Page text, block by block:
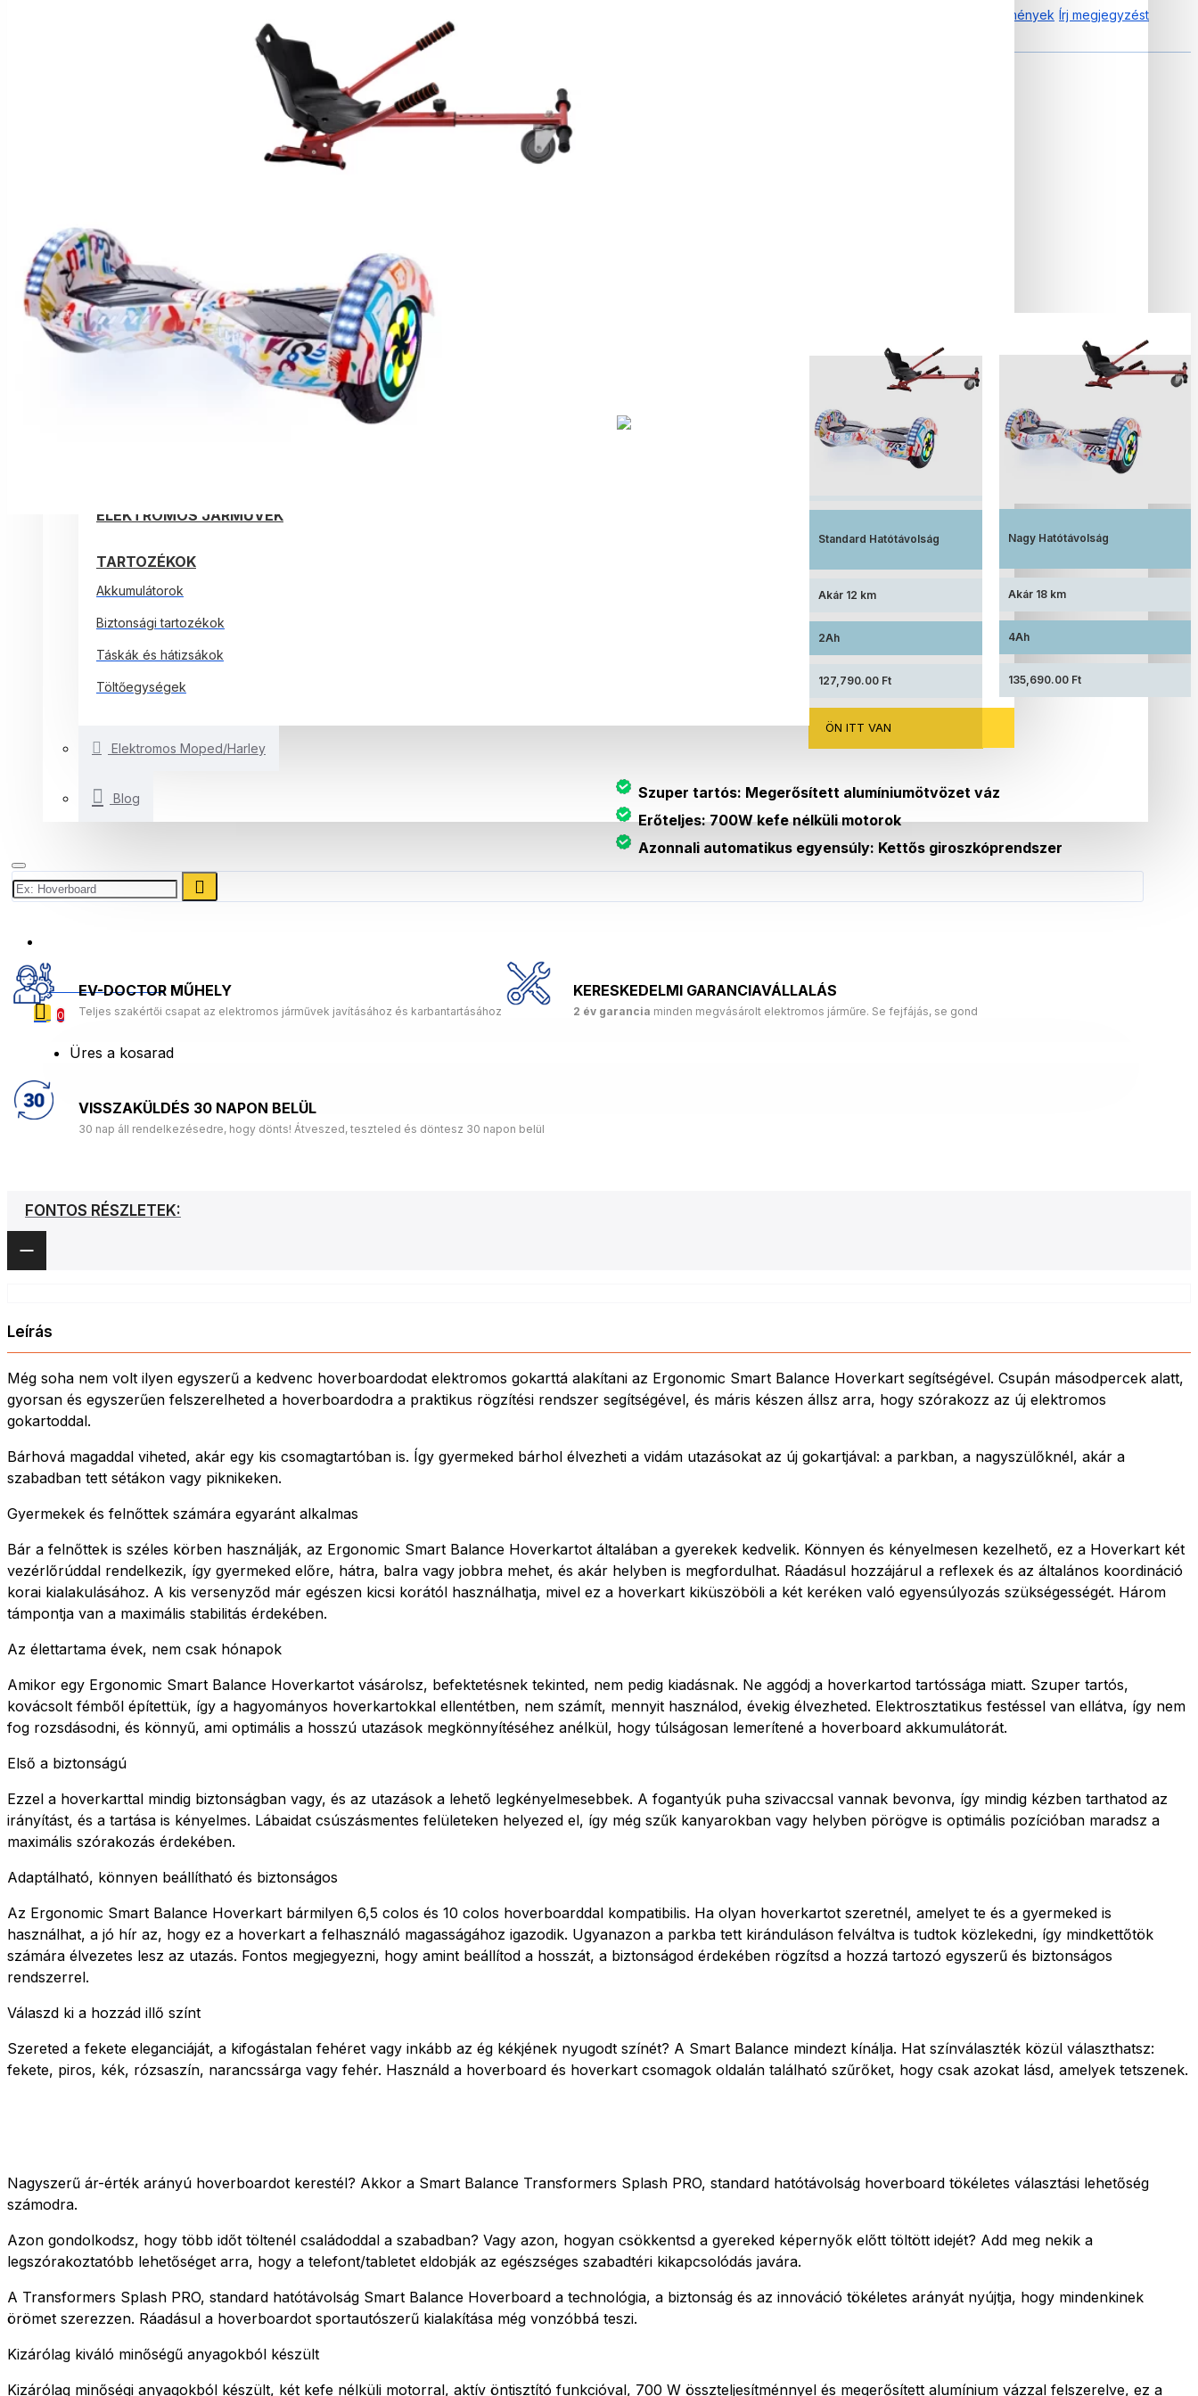
ELEKTROMOS JÁRMŰVEK
ELEKTROMOS ROBOGÓK
Moped/Elektromos Harley
Horwin Robogók
Gowow Motorkerékpárok
Sur-Ron Motorkerékpárok
ELEKTROMOS JÁRMŰVEK
TARTOZÉKOK
Akkumulátorok
Biztonsági tartozékok
Táskák és hátizsákok
Töltőegységek
Elektromos Moped/Harley
Blog
0 Termék(ek) - 0 Ft
0
Üres a kosarad
0.00 tól től 0 Vélemények Írj megjegyzést
Elérhető ár, standard akkumulátorral
Standard Hatótávolság
Akár 12 km
2Ah
127,790.00 Ft
ÖN ITT VAN
Megnövelt üzemidő, nagy kapacitású
akkumulátorral felszerelve
Nagy Hatótávolság
Akár 18 km
4Ah
135,690.00 Ft
Szuper tartós: Megerősített alumíniumötvözet váz
Erőteljes: 700W kefe nélküli motorok
Azonnali automatikus egyensúly: Kettős giroszkóprendszer
EV-DOCTOR MŰHELY
Teljes szakértői csapat az elektromos járművek javításához és karbantartásához
KERESKEDELMI GARANCIAVÁLLALÁS
2 év garancia minden megvásárolt elektromos járműre. Se fejfájás, se gond
VISSZAKÜLDÉS 30 NAPON BELÜL
30 nap áll rendelkezésedre, hogy dönts! Átveszed, teszteled és döntesz 30 napon belül
FONTOS RÉSZLETEK:
Leírás
Még soha nem volt ilyen egyszerű a kedvenc hoverboardodat elektromos gokarttá alakítani az Ergonomic Smart Balance Hoverkart segítségével. Csupán másodpercek alatt,
gyorsan és egyszerűen felszerelheted a hoverboardodra a praktikus rögzítési rendszer segítségével, és máris készen állsz arra, hogy szórakozz az új elektromos
gokartoddal.
Bárhová magaddal viheted, akár egy kis csomagtartóban is. Így gyermeked bárhol élvezheti a vidám utazásokat az új gokartjával: a parkban, a nagyszülőknél, akár a
szabadban tett sétákon vagy piknikeken.
Gyermekek és felnőttek számára egyaránt alkalmas
Bár a felnőttek is széles körben használják, az Ergonomic Smart Balance Hoverkartot általában a gyerekek kedvelik. Könnyen és kényelmesen kezelhető, ez a Hoverkart két
vezérlőrúddal rendelkezik, így gyermeked előre, hátra, balra vagy jobbra mehet, és akár helyben is megfordulhat. Ráadásul hozzájárul a reflexek és az általános koordináció
korai kialakulásához. A kis versenyződ már egészen kicsi korától használhatja, mivel ez a hoverkart kiküszöböli a két keréken való egyensúlyozás szükségességét. Három
támpontja van a maximális stabilitás érdekében.
Az élettartama évek, nem csak hónapok
Amikor egy Ergonomic Smart Balance Hoverkartot vásárolsz, befektetésnek tekinted, nem pedig kiadásnak. Ne aggódj a hoverkartod tartóssága miatt. Szuper tartós,
kovácsolt fémből építettük, így a hagyományos hoverkartokkal ellentétben, nem számít, mennyit használod, évekig élvezheted. Elektrosztatikus festéssel van ellátva, így nem
fog rozsdásodni, és könnyű, ami optimális a hosszú utazások megkönnyítéséhez anélkül, hogy túlságosan lemerítené a hoverboard akkumulátorát.
Első a biztonságú
Ezzel a hoverkarttal mindig biztonságban vagy, és az utazások a lehető legkényelmesebbek. A fogantyúk puha szivaccsal vannak bevonva, így mindig kézben tarthatod az
irányítást, és a tartása is kényelmes. Lábaidat csúszásmentes felületeken helyezed el, így még szűk kanyarokban vagy helyben pörögve is optimális pozícióban maradsz a
maximális szórakozás érdekében.
Adaptálható, könnyen beállítható és biztonságos
Az Ergonomic Smart Balance Hoverkart bármilyen 6,5 colos és 10 colos hoverboarddal kompatibilis. Ha olyan hoverkartot szeretnél, amelyet te és a gyermeked is
használhat, a jó hír az, hogy ez a hoverkart a felhasználó magasságához igazodik. Ugyanazon a parkba tett kiránduláson felváltva is tudtok közlekedni, így mindkettőtök
számára élvezetes lesz az utazás. Fontos megjegyezni, hogy amint beállítod a hosszát, a biztonságod érdekében rögzítsd a hozzá tartozó egyszerű és biztonságos
rendszerrel.
Válaszd ki a hozzád illő színt
Szereted a fekete eleganciáját, a kifogástalan fehéret vagy inkább az ég kékjének nyugodt színét? A Smart Balance mindezt kínálja. Hat színválaszték közül választhatsz:
fekete, piros, kék, rózsaszín, narancssárga vagy fehér. Használd a hoverboard és hoverkart csomagok oldalán található szűrőket, hogy csak azokat lásd, amelyek tetszenek.
Nagyszerű ár-érték arányú hoverboardot kerestél? Akkor a Smart Balance Transformers Splash PRO, standard hatótávolság hoverboard tökéletes választási lehetőség
számodra.
Azon gondolkodsz, hogy több időt töltenél családoddal a szabadban? Vagy azon, hogyan csökkentsd a gyereked képernyők előtt töltött idejét? Add meg nekik a
legszórakoztatóbb lehetőséget arra, hogy a telefont/tabletet eldobják az egészséges szabadtéri kikapcsolódás javára.
A Transformers Splash PRO, standard hatótávolság Smart Balance Hoverboard a technológia, a biztonság és az innováció tökéletes arányát nyújtja, hogy mindenkinek
örömet szerezzen. Ráadásul a hoverboardot sportautószerű kialakítása még vonzóbbá teszi.
Kizárólag kiváló minőségű anyagokból készült
Kizárólag minőségi anyagokból készült, két kefe nélküli motorral, aktív öntisztító funkcióval, 700 W összteljesítménnyel és megerősített alumínium vázzal felszerelve, ez a